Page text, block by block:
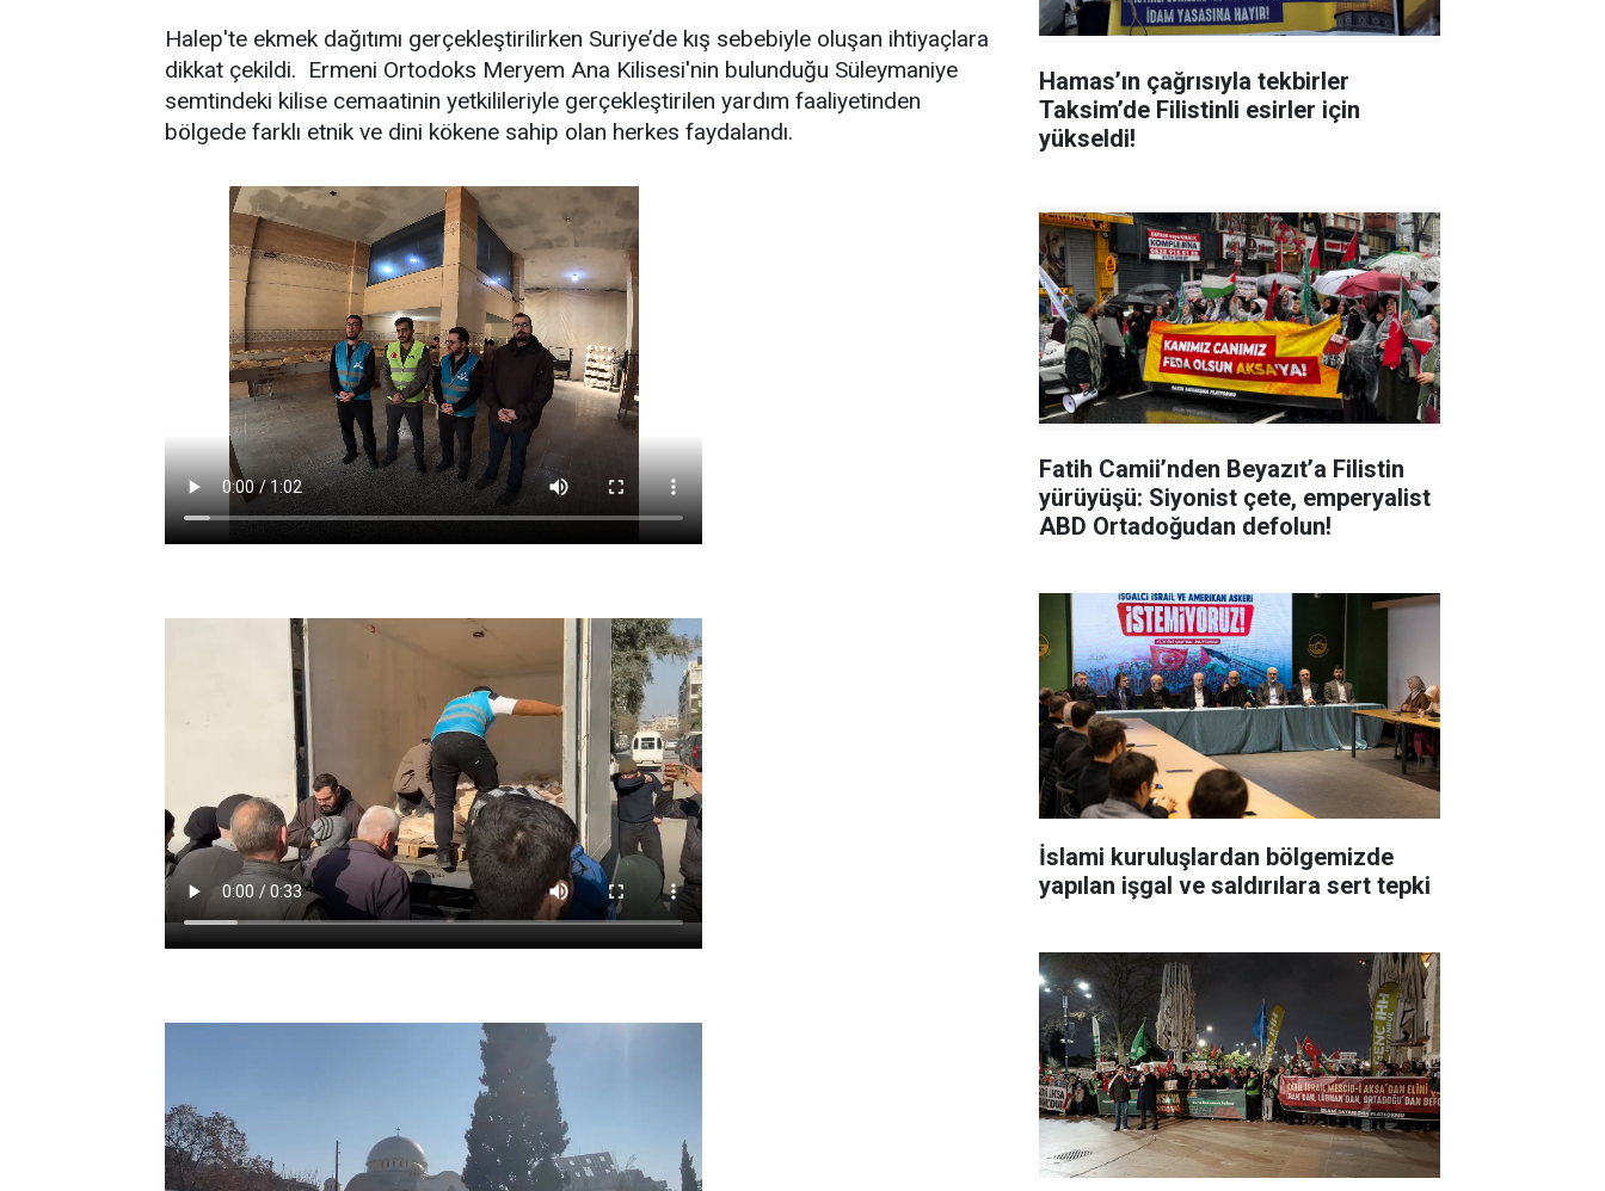
Halep'te ekmek dağıtımı gerçekleştirilirken Suriye’de kış sebebiyle oluşan ihtiyaçlara
dikkat çekildi. Ermeni Ortodoks Meryem Ana Kilisesi'nin bulunduğu Süleymaniye
semtindeki kilise cemaatinin yetkilileriyle gerçekleştirilen yardım faaliyetinden
bölgede farklı etnik ve dini kökene sahip olan herkes faydalandı.
Hamas’ın çağrısıyla tekbirler
Taksim’de Filistinli esirler için
yükseldi!
Fatih Camii’nden Beyazıt’a Filistin
yürüyüşü: Siyonist çete, emperyalist
ABD Ortadoğudan defolun!
İslami kuruluşlardan bölgemizde
yapılan işgal ve saldırılara sert tepki